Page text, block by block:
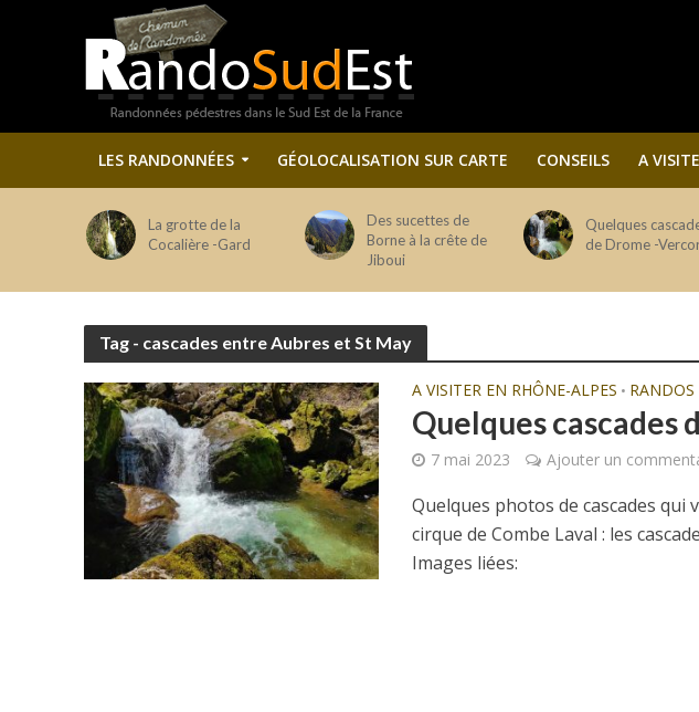
LES RANDONNÉES GÉOLOCALISATION SUR CARTE CONSEILS A
La grotte de la
Cocalière -Gard
Des sucettes de
Borne à la crête de
Jiboui
Quelques
de Drome -
Tag - cascades entre Aubres et St May
A VISITER EN RHÔNE-ALPES •
Quelques cascades
7 mai 2023 Ajouter un
Quelques photos de cascades qui
cirque de Combe Laval : les
Images liées: